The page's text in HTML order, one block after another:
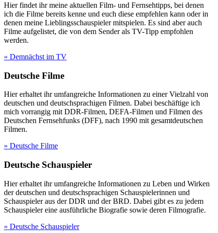
Hier findet ihr meine aktuellen Film- und Fernsehtipps, bei denen
ich die Filme bereits kenne und euch diese empfehlen kann oder in
denen meine Lieblingsschauspieler mitspielen. Es sind aber auch
Filme aufgelistet, die von dem Sender als TV-Tipp empfohlen
werden.
» Demnächst im TV
Deutsche Filme
Hier erhaltet ihr umfangreiche Informationen zu einer Vielzahl von
deutschen und deutschsprachigen Filmen. Dabei beschäftige ich
mich vorrangig mit DDR-Filmen, DEFA-Filmen und Filmen des
Deutschen Fernsehfunks (DFF), nach 1990 mit gesamtdeutschen
Filmen.
» Deutsche Filme
Deutsche Schauspieler
Hier erhaltet ihr umfangreiche Informationen zu Leben und Wirken
der deutschen und deutschsprachigen Schauspielerinnen und
Schauspieler aus der DDR und der BRD. Dabei gibt es zu jedem
Schauspieler eine ausführliche Biografie sowie deren Filmografie.
» Deutsche Schauspieler